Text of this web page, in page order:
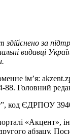
здійснено за
видавці
ім’я:
Головний
код ЄДРПОУ
«Акцент»,
абзацу.